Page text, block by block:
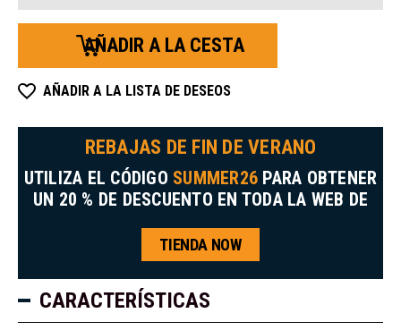
utilitarias
con
capucha
doradas
utilitarias
con
capucha
doradas
AÑADIR A LA LISTA DE DESEOS
REBAJAS DE FIN DE VERANO
UTILIZA EL CÓDIGO SUMMER26 PARA OBTENER
UN 20 % DE DESCUENTO EN TODA LA WEB DE
TIENDA NOW
CARACTERÍSTICAS